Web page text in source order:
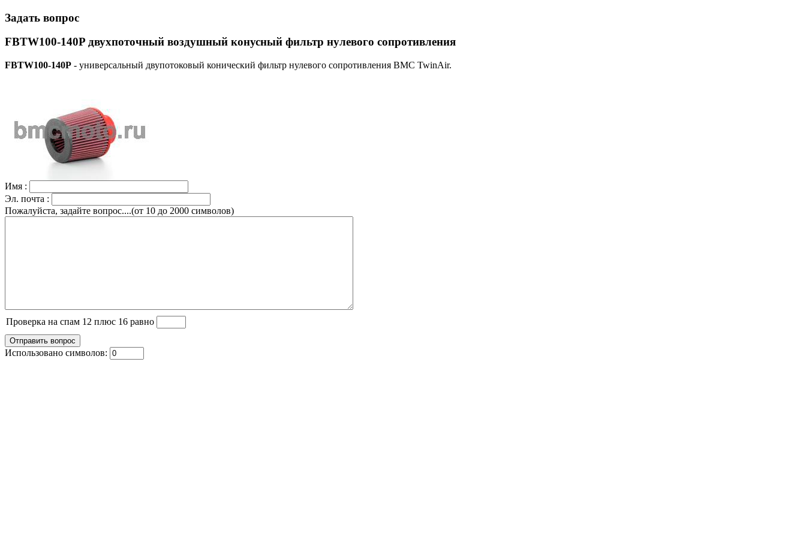
Задать вопрос
FBTW100-140P двухпоточный воздушный конусный фильтр нулевого сопротивления
FBTW100-140P - универсальный двупотоковый конический фильтр нулевого сопротивления BMC TwinAir.
Имя :
Эл. почта :
Пожалуйста, задайте вопрос....(от 10 до 2000 символов)
Проверка на спам 12 плюс 16 равно
Использовано символов: